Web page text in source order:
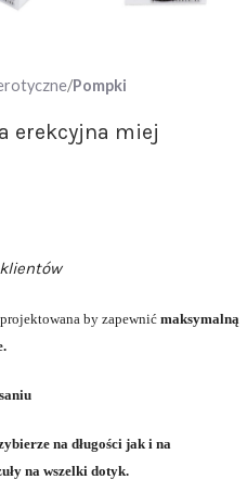
Pompki
erekcyjna miej
by zapewnićmaksymalną
na długości jak i na
na wszelki dotyk.